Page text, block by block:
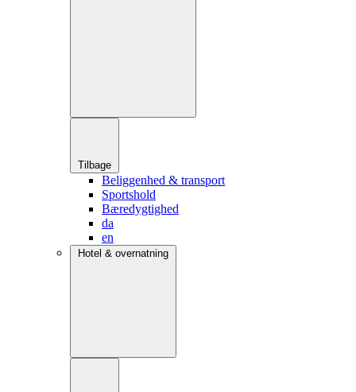
Tilbage
Beliggenhed & transport
Sportshold
Bæredygtighed
da
en
Hotel & overnatning